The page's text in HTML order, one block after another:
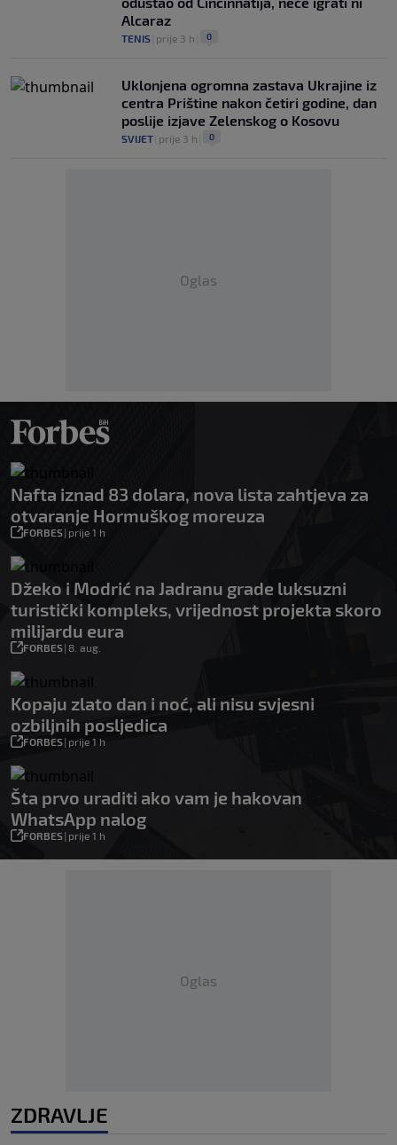
Alcaraz
TENIS prije 3 h 0
Uklonjena ogromna zastava Ukrajine iz
centra Prištine nakon četiri godine, dan
poslije izjave Zelenskog o Kosovu
SVIJET prije 3 h 0
Oglas
Nafta iznad 83 dolara, nova lista zahtjeva za
otvaranje Hormuškog moreuza
FORBES| prije 1 h
Džeko i Modrić na Jadranu grade luksuzni
turistički kompleks, vrijednost projekta skoro
milijardu eura
FORBES| 8. aug.
Kopaju zlato dan i noć, ali nisu svjesni
ozbiljnih posljedica
FORBES| prije 1 h
Šta prvo uraditi ako vam je hakovan
WhatsApp nalog
FORBES| prije 1 h
Oglas
ZDRAVLJE